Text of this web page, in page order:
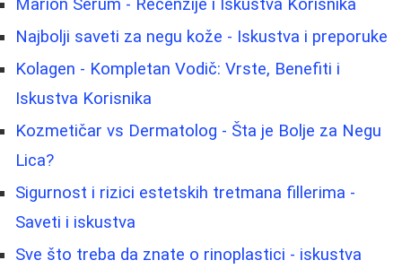
Marion Serum - Recenzije i Iskustva Korisnika
Najbolji saveti za negu kože - Iskustva i preporuke
Kolagen - Kompletan Vodič: Vrste, Benefiti i
Iskustva Korisnika
Kozmetičar vs Dermatolog - Šta je Bolje za Negu
Lica?
Sigurnost i rizici estetskih tretmana fillerima -
Saveti i iskustva
Sve što treba da znate o rinoplastici - iskustva